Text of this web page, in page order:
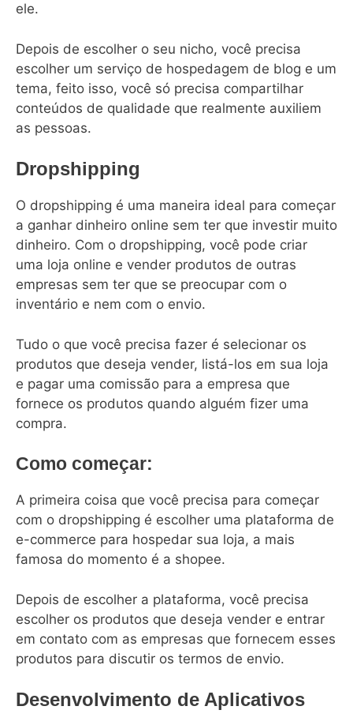
ele.
Depois de escolher o seu nicho, você precisa
escolher um serviço de hospedagem de blog e um
tema, feito isso, você só precisa compartilhar
conteúdos de qualidade que realmente auxiliem
as pessoas.
Dropshipping
O dropshipping é uma maneira ideal para começar
a ganhar dinheiro online sem ter que investir muito
dinheiro. Com o dropshipping, você pode criar
uma loja online e vender produtos de outras
empresas sem ter que se preocupar com o
inventário e nem com o envio.
Tudo o que você precisa fazer é selecionar os
produtos que deseja vender, listá-los em sua loja
e pagar uma comissão para a empresa que
fornece os produtos quando alguém fizer uma
compra.
Como começar:
A primeira coisa que você precisa para começar
com o dropshipping é escolher uma plataforma de
e-commerce para hospedar sua loja, a mais
famosa do momento é a shopee.
Depois de escolher a plataforma, você precisa
escolher os produtos que deseja vender e entrar
em contato com as empresas que fornecem esses
produtos para discutir os termos de envio.
Desenvolvimento de Aplicativos